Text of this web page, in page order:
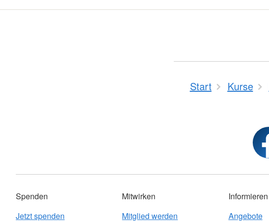
Start Kurse
Spenden
Jetzt spenden
Mitwirken
Mitglied werden
Informieren
Angebote